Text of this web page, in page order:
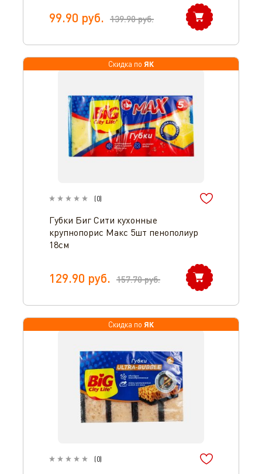
99.90 руб. 139.90руб.
Скидка по ЯК
(0)
Губки Биг Сити кухонные
крупнопорис Макс 5шт пенополиур
18см
129.90 руб. 157.70руб.
Скидка по ЯК
(0)